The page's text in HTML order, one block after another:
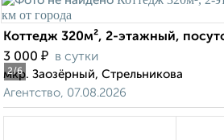
2/6
Коттедж 320м², 2-этажный,
3 000 ₽ в сутки
мкр. Заозёрный, Стрельникова
Агентство, 07.08.2026